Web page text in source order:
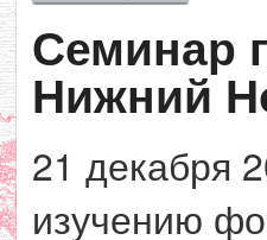
Семинар
Нижний
21 декабря
изучению